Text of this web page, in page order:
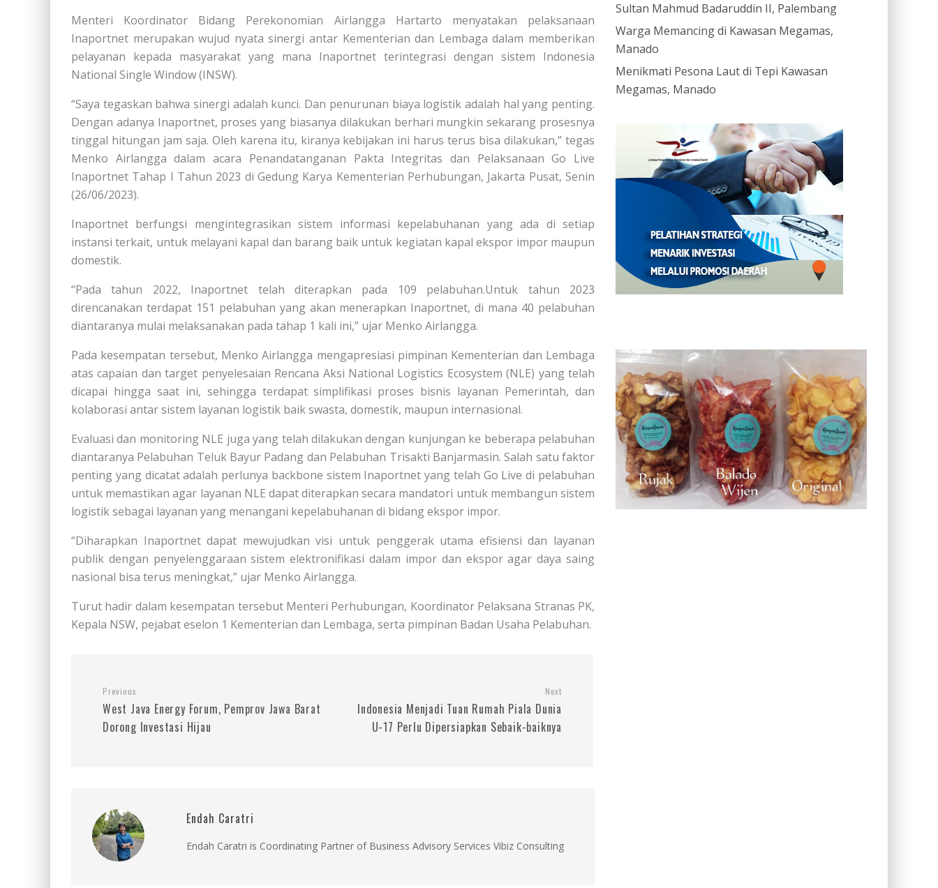
Menteri Koordinator Bidang Perekonomian Airlangga Hartarto menyatakan pelaksanaan
Inaportnet merupakan wujud nyata sinergi antar Kementerian dan Lembaga dalam memberikan
pelayanan kepada masyarakat yang mana Inaportnet terintegrasi dengan sistem Indonesia
National Single Window (INSW).
“Saya tegaskan bahwa sinergi adalah kunci. Dan penurunan biaya logistik adalah hal yang penting.
Dengan adanya Inaportnet, proses yang biasanya dilakukan berhari mungkin sekarang prosesnya
tinggal hitungan jam saja. Oleh karena itu, kiranya kebijakan ini harus terus bisa dilakukan,” tegas
Menko Airlangga dalam acara Penandatanganan Pakta Integritas dan Pelaksanaan Go Live
Inaportnet Tahap I Tahun 2023 di Gedung Karya Kementerian Perhubungan, Jakarta Pusat, Senin
(26/06/2023).
Inaportnet berfungsi mengintegrasikan sistem informasi kepelabuhanan yang ada di setiap
instansi terkait, untuk melayani kapal dan barang baik untuk kegiatan kapal ekspor impor maupun
domestik.
“Pada tahun 2022, Inaportnet telah diterapkan pada 109 pelabuhan.Untuk tahun 2023
direncanakan terdapat 151 pelabuhan yang akan menerapkan Inaportnet, di mana 40 pelabuhan
diantaranya mulai melaksanakan pada tahap 1 kali ini,” ujar Menko Airlangga.
Pada kesempatan tersebut, Menko Airlangga mengapresiasi pimpinan Kementerian dan Lembaga
atas capaian dan target penyelesaian Rencana Aksi National Logistics Ecosystem (NLE) yang telah
dicapai hingga saat ini, sehingga terdapat simplifikasi proses bisnis layanan Pemerintah, dan
kolaborasi antar sistem layanan logistik baik swasta, domestik, maupun internasional.
Evaluasi dan monitoring NLE juga yang telah dilakukan dengan kunjungan ke beberapa pelabuhan
diantaranya Pelabuhan Teluk Bayur Padang dan Pelabuhan Trisakti Banjarmasin. Salah satu faktor
penting yang dicatat adalah perlunya backbone sistem Inaportnet yang telah Go Live di pelabuhan
untuk memastikan agar layanan NLE dapat diterapkan secara mandatori untuk membangun sistem
logistik sebagai layanan yang menangani kepelabuhanan di bidang ekspor impor.
“Diharapkan Inaportnet dapat mewujudkan visi untuk penggerak utama efisiensi dan layanan
publik dengan penyelenggaraan sistem elektronifikasi dalam impor dan ekspor agar daya saing
nasional bisa terus meningkat,” ujar Menko Airlangga.
Turut hadir dalam kesempatan tersebut Menteri Perhubungan, Koordinator Pelaksana Stranas PK,
Kepala NSW, pejabat eselon 1 Kementerian dan Lembaga, serta pimpinan Badan Usaha Pelabuhan.
Previous
West Java Energy Forum, Pemprov Jawa Barat
Dorong Investasi Hijau
Next
Indonesia Menjadi Tuan Rumah Piala Dunia
U-17 Perlu Dipersiapkan Sebaik-baiknya
Endah Caratri
Endah Caratri is Coordinating Partner of Business Advisory Services Vibiz Consulting
Sultan Mahmud Badaruddin II, Palembang
Warga Memancing di Kawasan Megamas,
Manado
Menikmati Pesona Laut di Tepi Kawasan
Megamas, Manado